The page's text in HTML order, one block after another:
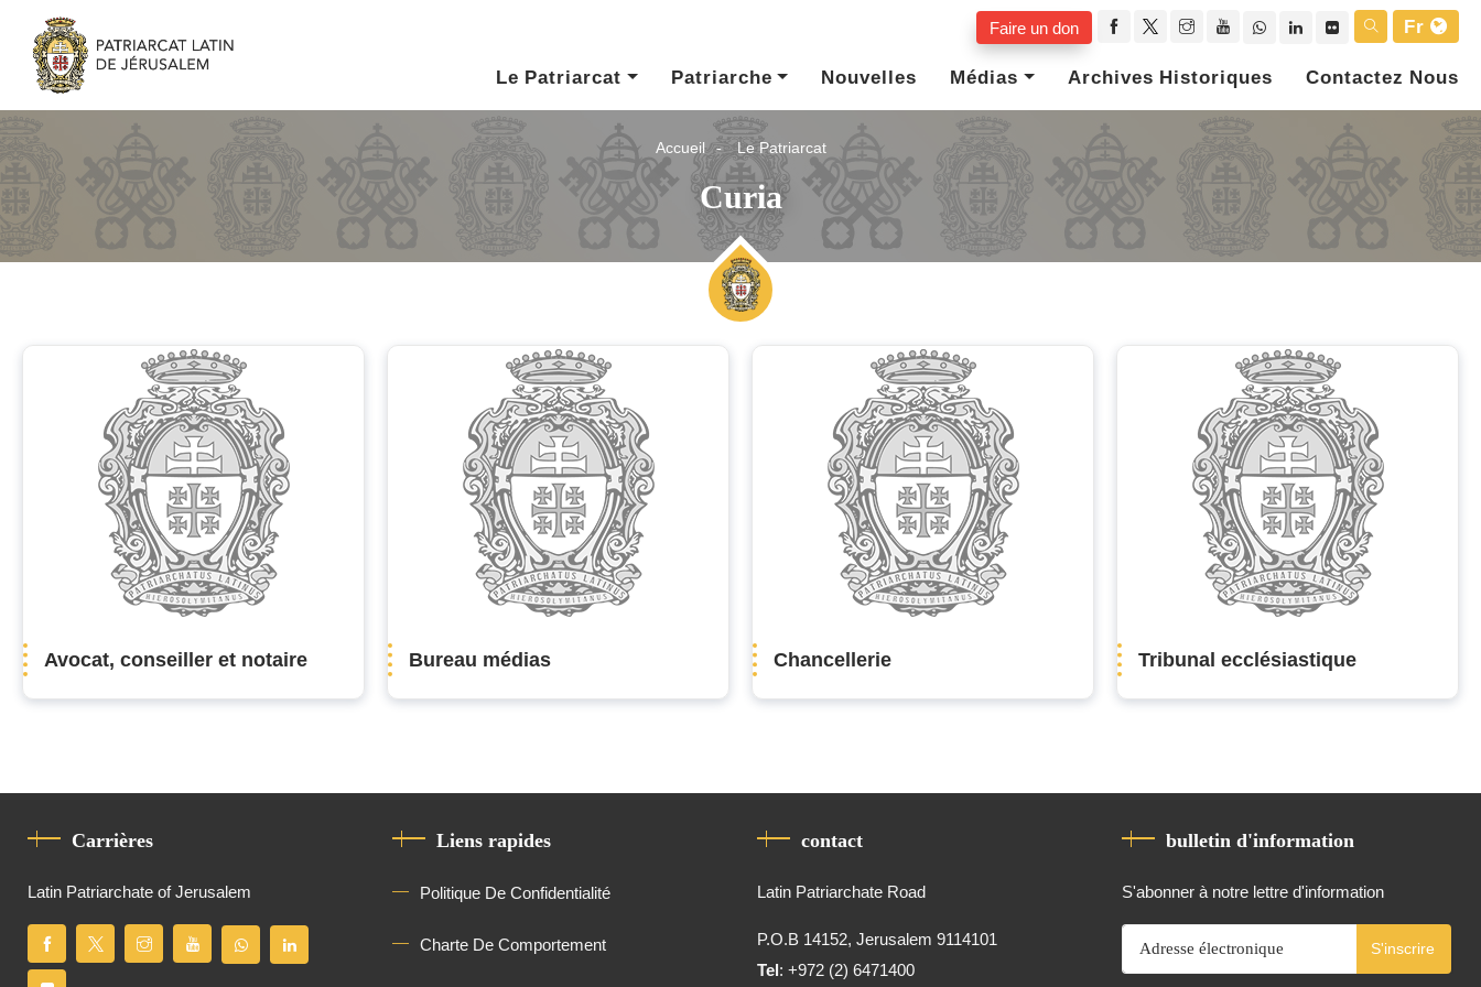
Faire un don
Fr
Le Patriarcat
Patriarche Nouvelles Médias Archives Historiques Contactez Nous
Accueil Le Patriarcat
Curia
Avocat, conseiller et notaire Bureau médias Chancellerie Tribunal ecclésiastique
Carrières
Latin Patriarchate of Jerusalem
Liens rapides
Politique De Confidentialité
Charte De Comportement
contact
Latin Patriarchate Road
P.O.B 14152, Jerusalem 9114101
Tel: +972 (2) 6471400
bulletin d'information
S'abonner à notre lettre d'information
S'inscrire